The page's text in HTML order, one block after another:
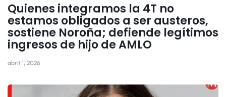
Quienes integramos la 4T no
estamos obligados a ser austeros,
sostiene Noroña; defiende legítimos
ingresos de hijo de AMLO
abril 1, 2026